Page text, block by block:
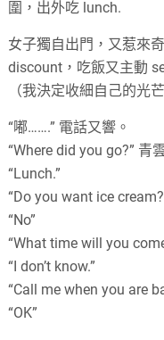
圍，出外吃 lunch.
女子獨自出門，又惹來
discount，吃飯又主動
（我決定收細自己的光芒
“嘟…….” 電話又響。
“Where did you go?” 青
“Lunch.”
“Do you want ice
“No”
“What time will you
“I don’t know.”
“Call me when you are
“OK”